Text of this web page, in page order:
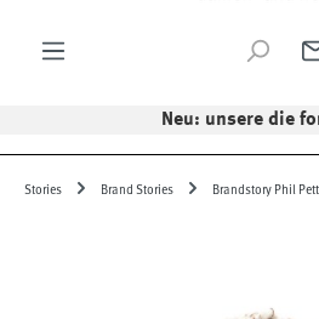
Neu: unsere die
Stories Brand Stories Brandstory Phil